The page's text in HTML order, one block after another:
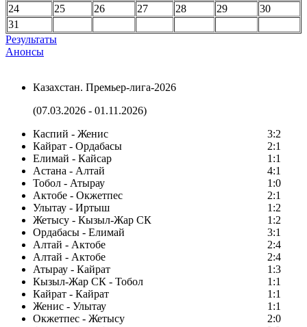
24
25 26 27 28 29
30
31
Результаты
Анонсы
Казахстан. Премьер-лига-2026
(07.03.2026 - 01.11.2026)
Каспий - Женис
3:2
Кайрат - Ордабасы
2:1
Елимай - Кайсар
1:1
Астана - Алтай
4:1
Тобол - Атырау
1:0
Актобе - Окжетпес
2:1
Улытау - Иртыш
1:2
Жетысу - Кызыл-Жар СК
1:2
Ордабасы - Елимай
3:1
Алтай - Актобе
2:4
Алтай - Актобе
2:4
Атырау - Кайрат
1:3
Кызыл-Жар СК - Тобол
1:1
Кайрат - Кайрат
1:1
Женис - Улытау
1:1
Окжетпес - Жетысу
2:0